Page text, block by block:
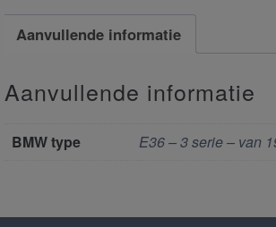
Aanvullende informatie
Aanvullende informatie
BMW type E36 – 3 serie – van